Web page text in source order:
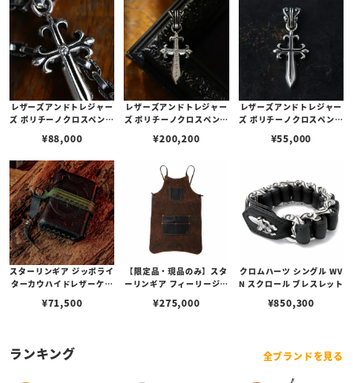
レザーズアンドトレジャー
ズ ポリチーノクロスペンダ
（トップのみ）
¥88,000
レザーズアンドトレジャー
ズ ポリチーノクロスペンダ
パヴェ（トップのみ）
¥200,200
レザーズアンドトレジャー
ズ ポリチーノクロスペンダ
¥55,000
スターリンギア ジッポライ
ターカウハイドレザーケー
ルバータイニースカルビー
¥71,500
【限定品・現品のみ】スタ
ーリンギア フィーリージェ
ンビルフォールド w/スカ
¥275,000
クロムハーツ シングル WV
N スクロール ブレスレット
¥850,300
ランキング 全ブランドを見る